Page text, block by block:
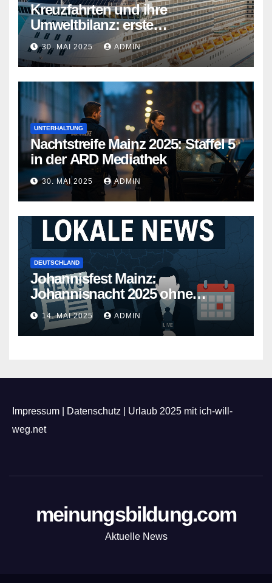
Kreuzfahrten und ihre
Umweltbilanz: erste
Kreuzfahrtschiffe gehen neue
Wege
30. MAI 2025 ADMIN
UNTERHALTUNG
Nachtstreife Mainz 2025: Staffel 5
in der ARD Mediathek
30. MAI 2025 ADMIN
DEUTSCHLAND
Johannisfest Mainz:
Johannisnacht 2025 ohne
Feuerwerk
14. MAI 2025 ADMIN
Impressum Datenschutz
Urlaub 2025 mit ich-will-
weg.net
meinungsbildung.com
Aktuelle News